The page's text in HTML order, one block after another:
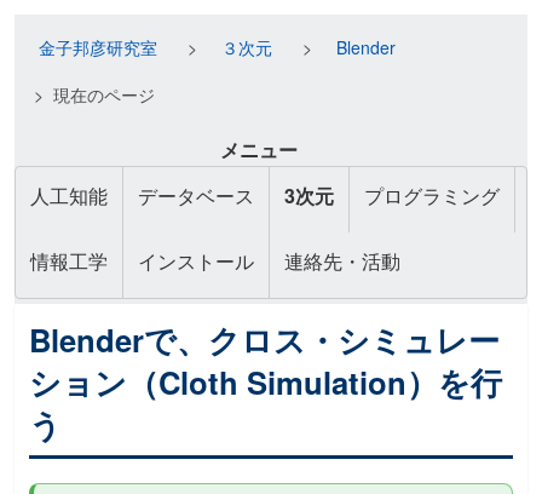
金子邦彦研究室 ３次元
Blender
現在のページ
メニュー
人工知能
データベース 3次元 プログラミング
情報工学 インストール 連絡先・活動
Blenderで、クロス・シミュレー
ション（Cloth Simulation）を行
う